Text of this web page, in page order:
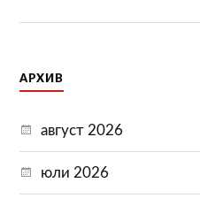
АРХИВ
август 2026
юли 2026